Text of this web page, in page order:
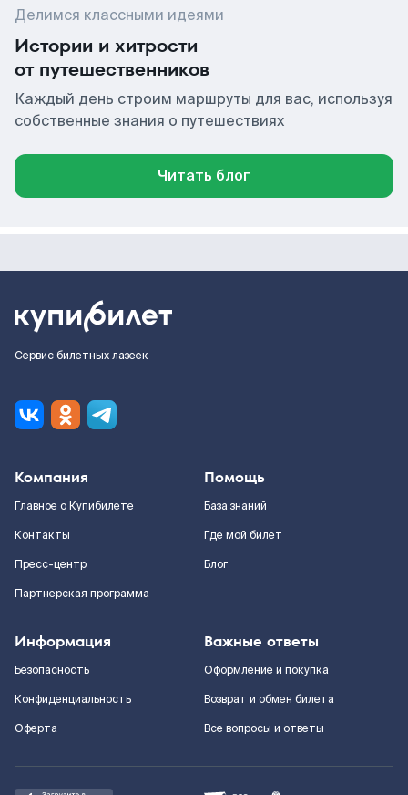
Делимся классными идеями
Истории и хитрости
от путешественников
Каждый день строим маршруты для вас, используя
собственные знания о путешествиях
Читать блог
Сервис билетных лазеек
Компания
Главное о Купибилете
Контакты
Пресс-центр
Партнерская программа
Помощь
База знаний
Где мой билет
Блог
Информация
Безопасность
Конфиденциальность
Оферта
Важные ответы
Оформление и покупка
Возврат и обмен билета
Все вопросы и ответы